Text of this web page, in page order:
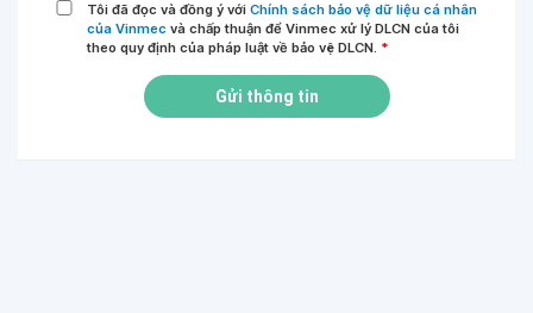
Tôi đã đọc và đồng ý với Chính sách bảo vệ dữ liệu cá nhân
của Vinmec và chấp thuận để Vinmec xử lý DLCN của tôi
theo quy định của pháp luật về bảo vệ DLCN. *
Gửi thông tin